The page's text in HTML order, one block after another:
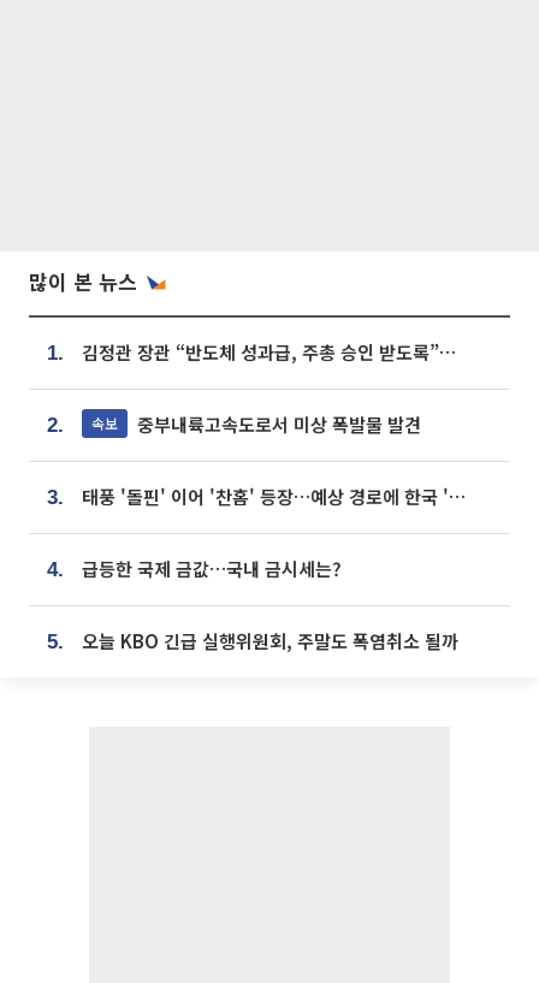
많이 본 뉴스
1. 김정관 장관 “반도체 성과급, 주총 승인 받도록”…상법·자본시장법 개정 시사
2. 속보 중부내륙고속도로서 미상 폭발물 발견
3. 태풍 '돌핀' 이어 '찬홈' 등장…예상 경로에 한국 '한숨'
4. 급등한 국제 금값…국내 금시세는?
5. 오늘 KBO 긴급 실행위원회, 주말도 폭염취소 될까